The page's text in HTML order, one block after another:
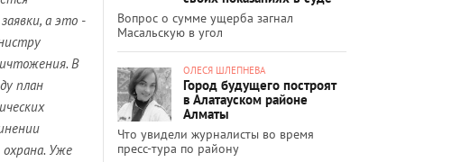
а это -
В
план
Уже
Вопрос о сумме ущерба загнал
Масальскую в угол
ОЛЕСЯ ШЛЕПНЕВА
Город будущего построят
в Алатауском районе
Алматы
Что увидели журналисты во время
пресс-тура по району